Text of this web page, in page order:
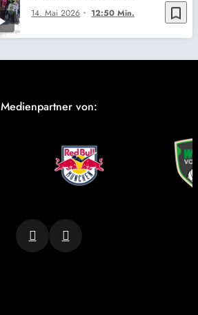
bookmark_border
14. Mai 2026 12:50 Min.
Medienpartner von: